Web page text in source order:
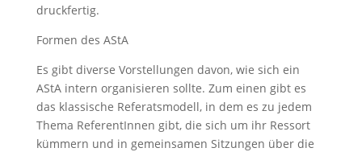
druckfertig.
Formen des AStA
Es gibt diverse Vorstellungen davon, wie sich ein
AStA intern organisieren sollte. Zum einen gibt es
das klassische Referatsmodell, in dem es zu jedem
Thema ReferentInnen gibt, die sich um ihr Ressort
kümmern und in gemeinsamen Sitzungen über die